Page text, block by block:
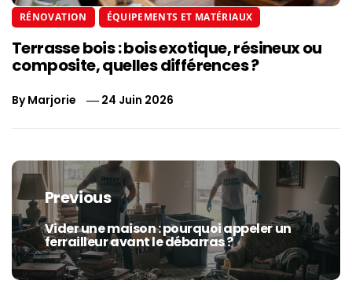
RÉNOVATION ÉQUIPEMENTS ET MATÉRIAUX
Terrasse bois : bois exotique, résineux ou
composite, quelles différences ?
ByMarjorie 24 Juin 2026
Navigation
de
l’article
Previous
Previous
post:
Vider une maison : pourquoi appeler un
ferrailleur avant le débarras ?